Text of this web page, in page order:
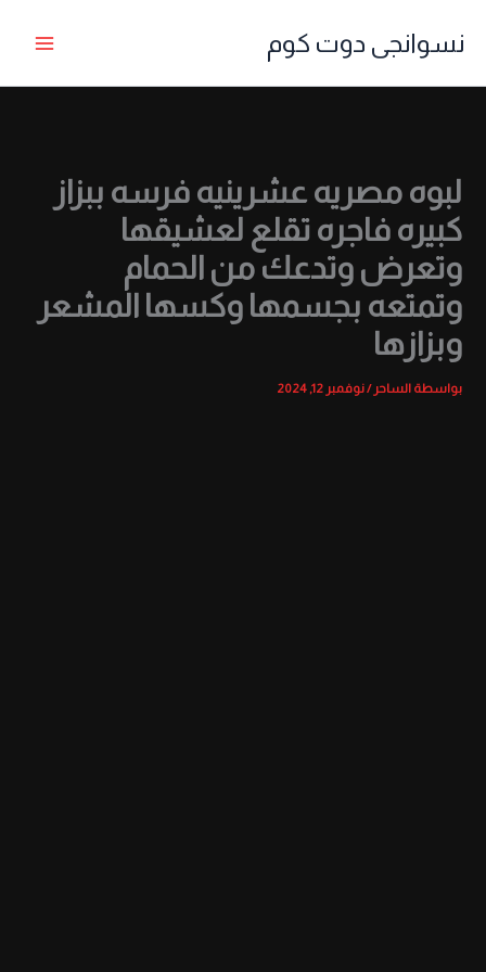
نسوانجى دوت كوم
لبوه مصريه عشرينيه فرسه ببزاز
كبيره فاجره تقلع لعشيقها
وتعرض وتدعك من الحمام
وتمتعه بجسمها وكسها المشعر
وبزازها
بواسطة الساحر/نوفمبر 12, 2024